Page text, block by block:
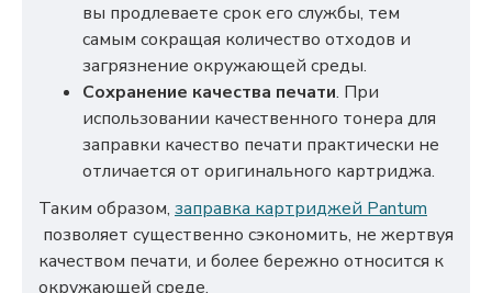
вы продлеваете срок его службы, тем
самым сокращая количество отходов и
загрязнение окружающей среды.
Сохранение качества печати. При
использовании качественного тонера для
заправки качество печати практически не
отличается от оригинального картриджа.
Таким образом, заправка картриджей Pantum
позволяет существенно сэкономить, не жертвуя
качеством печати, и более бережно относится к
окружающей среде.